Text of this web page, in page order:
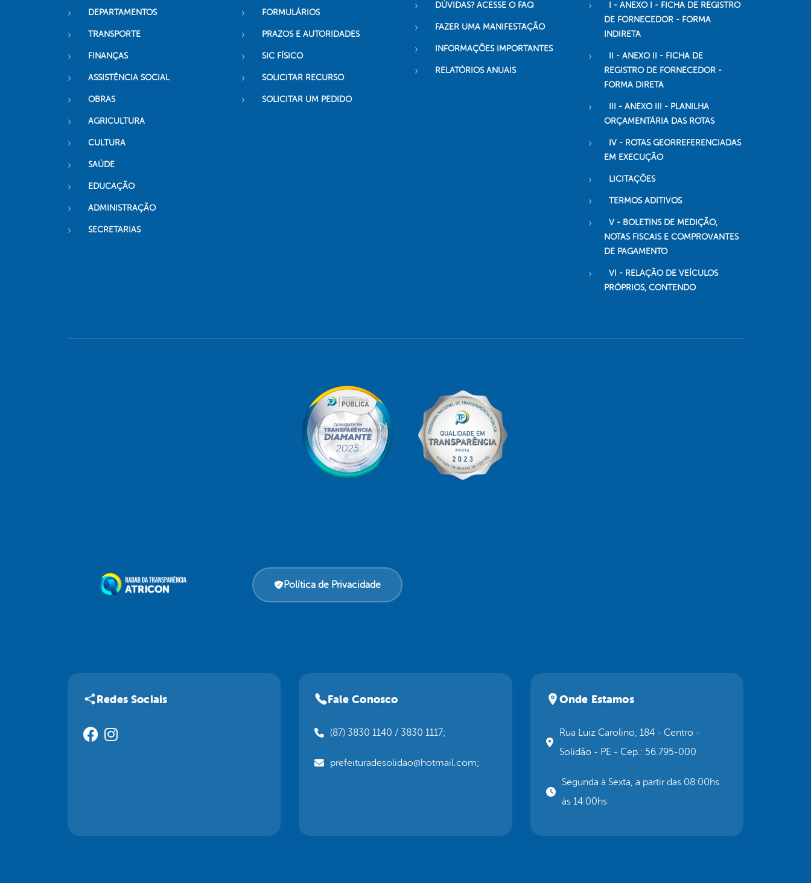
DEPARTAMENTOS
TRANSPORTE
FINANÇAS
ASSISTÊNCIA SOCIAL
OBRAS
AGRICULTURA
CULTURA
SAÚDE
EDUCAÇÃO
ADMINISTRAÇÃO
SECRETARIAS
FORMULÁRIOS
PRAZOS E AUTORIDADES
SIC FÍSICO
SOLICITAR RECURSO
SOLICITAR UM PEDIDO
DÚVIDAS? ACESSE O FAQ
FAZER UMA MANIFESTAÇÃO
INFORMAÇÕES IMPORTANTES
RELATÓRIOS ANUAIS
I - ANEXO I - FICHA DE REGISTRO
DE FORNECEDOR - FORMA
INDIRETA
II - ANEXO II - FICHA DE
REGISTRO DE FORNECEDOR -
FORMA DIRETA
III - ANEXO III - PLANILHA
ORÇAMENTÁRIA DAS ROTAS
IV - ROTAS GEORREFERENCIADAS
EM EXECUÇÃO
LICITAÇÕES
TERMOS ADITIVOS
V - BOLETINS DE MEDIÇÃO,
NOTAS FISCAIS E COMPROVANTES
DE PAGAMENTO
VI - RELAÇÃO DE VEÍCULOS
PRÓPRIOS, CONTENDO
Política de Privacidade
Redes Sociais Fale Conosco
(87) 3830 1140 / 3830 1117;
prefeituradesolidao@hotmail.com;
Onde Estamos
Rua Luiz Carolino, 184 - Centro -
Solidão - PE - Cep.: 56.795-000
Segunda à Sexta, a partir das 08:00hs
às 14:00hs